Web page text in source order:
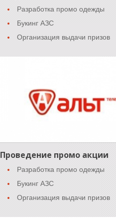
Разработка промо одежды
Букинг АЗС
Организация выдачи призов
Проведение промо акции
Разработка промо одежды
Букинг АЗС
Организация выдачи призов